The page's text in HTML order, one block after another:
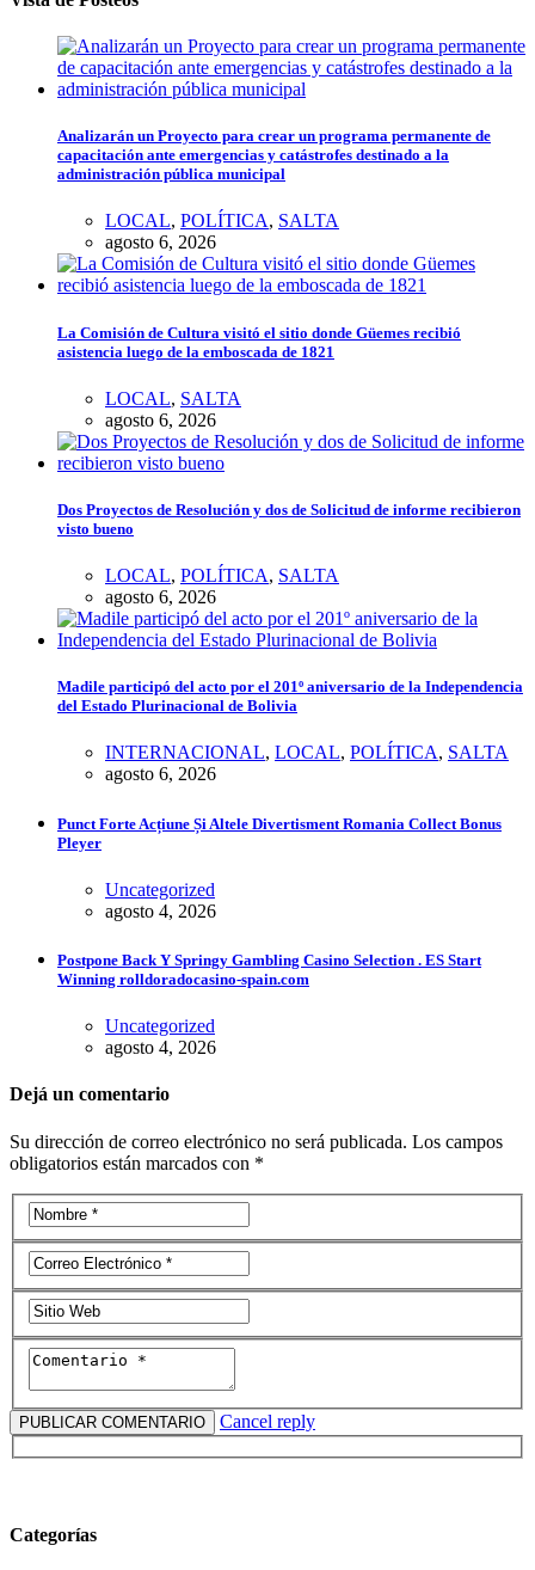
Analizarán un Proyecto para crear un programa permanente de
capacitación ante emergencias y catástrofes destinado a la
administración pública municipal
LOCAL, POLÍTICA, SALTA
agosto 6, 2026
La Comisión de Cultura visitó el sitio donde Güemes recibió
asistencia luego de la emboscada de 1821
LOCAL, SALTA
agosto 6, 2026
Dos Proyectos de Resolución y dos de Solicitud de informe recibieron
visto bueno
LOCAL, POLÍTICA, SALTA
agosto 6, 2026
Madile participó del acto por el 201º aniversario de la Independencia
del Estado Plurinacional de Bolivia
INTERNACIONAL, LOCAL, POLÍTICA, SALTA
agosto 6, 2026
Punct Forte Acțiune Și Altele Divertisment Romania Collect Bonus
Pleyer
Uncategorized
agosto 4, 2026
Postpone Back Y Springy Gambling Casino Selection . ES Start
Winning rolldoradocasino-spain.com
Uncategorized
agosto 4, 2026
Dejá un comentario
Su dirección de correo electrónico no será publicada. Los campos
obligatorios están marcados con *
Cancel reply
Categorías